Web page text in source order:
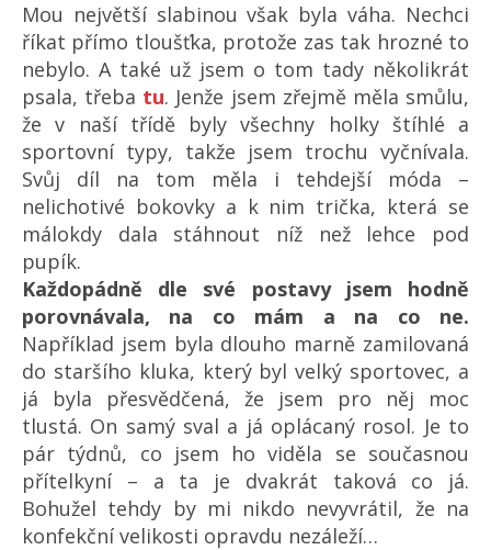
Mou největší slabinou však byla váha. Nechci
říkat přímo tloušťka, protože zas tak hrozné to
nebylo. A také už jsem o tom tady několikrát
psala, třeba tu. Jenže jsem zřejmě měla smůlu,
že v naší třídě byly všechny holky štíhlé a
sportovní typy, takže jsem trochu vyčnívala.
Svůj díl na tom měla i tehdejší móda –
nelichotivé bokovky a k nim trička, která se
málokdy dala stáhnout níž než lehce pod
pupík.
Každopádně dle své postavy jsem hodně
porovnávala, na co mám a na co ne.
Například jsem byla dlouho marně zamilovaná
do staršího kluka, který byl velký sportovec, a
já byla přesvědčená, že jsem pro něj moc
tlustá. On samý sval a já oplácaný rosol. Je to
pár týdnů, co jsem ho viděla se současnou
přítelkyní – a ta je dvakrát taková co já.
Bohužel tehdy by mi nikdo nevyvrátil, že na
konfekční velikosti opravdu nezáleží…